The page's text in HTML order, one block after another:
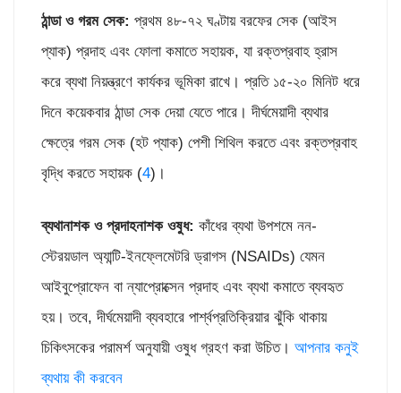
ঠান্ডা ও গরম সেক: প্রথম ৪৮-৭২ ঘণ্টায় বরফের সেক (আইস
প্যাক) প্রদাহ এবং ফোলা কমাতে সহায়ক, যা রক্তপ্রবাহ হ্রাস
করে ব্যথা নিয়ন্ত্রণে কার্যকর ভূমিকা রাখে। প্রতি ১৫-২০ মিনিট ধরে
দিনে কয়েকবার ঠান্ডা সেক দেয়া যেতে পারে। দীর্ঘমেয়াদী ব্যথার
ক্ষেত্রে গরম সেক (হট প্যাক) পেশী শিথিল করতে এবং রক্তপ্রবাহ
বৃদ্ধি করতে সহায়ক (4)।
ব্যথানাশক ও প্রদাহনাশক ওষুধ: কাঁধের ব্যথা উপশমে নন-
স্টেরয়ডাল অ্যান্টি-ইনফ্লেমেটরি ড্রাগস (NSAIDs) যেমন
আইবুপ্রোফেন বা ন্যাপ্রোক্সেন প্রদাহ এবং ব্যথা কমাতে ব্যবহৃত
হয়। তবে, দীর্ঘমেয়াদী ব্যবহারে পার্শ্বপ্রতিক্রিয়ার ঝুঁকি থাকায়
চিকিৎসকের পরামর্শ অনুযায়ী ওষুধ গ্রহণ করা উচিত। আপনার কনুই
ব্যথায় কী করবেন